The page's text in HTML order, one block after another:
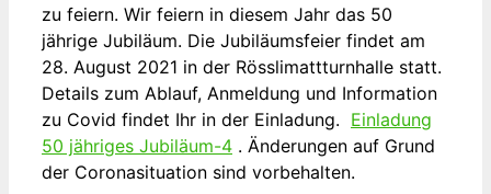
zu feiern. Wir feiern in diesem Jahr das 50
jährige Jubiläum. Die Jubiläumsfeier findet am
28. August 2021 in der Rösslimattturnhalle statt.
Details zum Ablauf, Anmeldung und Information
zu Covid findet Ihr in der Einladung. Einladung
50 jähriges Jubiläum-4 . Änderungen auf Grund
der Coronasituation sind vorbehalten.